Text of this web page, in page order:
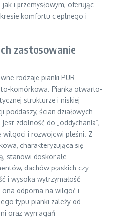
i przemysłowym, oferując
komfortu cieplnego i
zastosowanie
rodzaje pianki PUR:
komórkowa. Pianka otwarto-
strukturze i niskiej
poddaszy, ścian działowych
zdolność do „oddychania”,
wilgoci i rozwojowi pleśni. Z
charakteryzująca się
stanowi doskonałe
dachów płaskich czy
i wysoka wytrzymałość
ona odporna na wilgoć i
typu pianki zależy od
oraz wymagań